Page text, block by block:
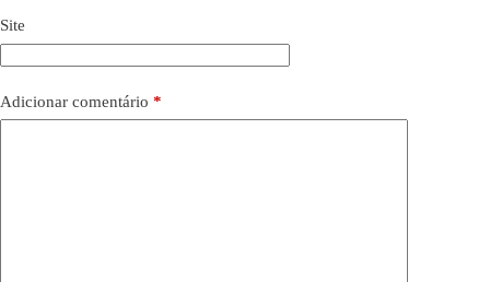
Site
Adicionar comentário *